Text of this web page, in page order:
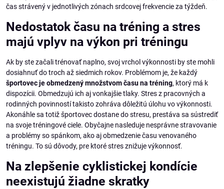
čas strávený v jednotlivých zónach srdcovej frekvencie za týždeň.
Nedostatok času na tréning a stres
majú vplyv na výkon pri tréningu
Ak by ste začali trénovať naplno, svoj vrchol výkonnosti by ste mohli
dosiahnuť do troch až siedmich rokov. Problémom je, že každý
športovec je obmedzený množstvom času na tréning, ktorý má k
dispozícii. Obmedzujú ich aj vonkajšie tlaky. Stres z pracovných a
rodinných povinností takisto zohráva dôležitú úlohu vo výkonnosti.
Akonáhle sa totiž športovec dostane do stresu, prestáva sa sústrediť
na svoje tréningové ciele. Obyčajne nasleduje nesprávne stravovanie
a problémy so spánkom, ako aj obmedzenie času venovaného
tréningu. To sú dôvody, pre ktoré stres znižuje výkonnosť.
Na zlepšenie cyklistickej kondície
neexistujú žiadne skratky